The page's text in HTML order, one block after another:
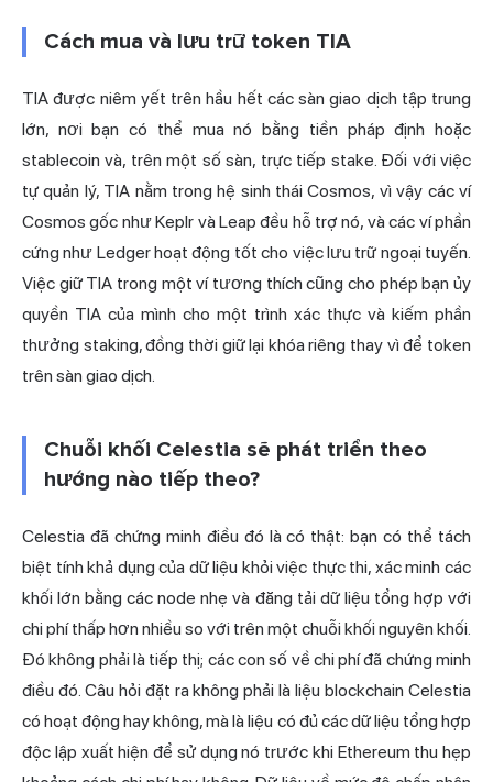
Cách mua và lưu trữ token TIA
TIA được niêm yết trên hầu hết các sàn giao dịch tập trung
lớn, nơi bạn có thể mua nó bằng tiền pháp định hoặc
stablecoin và, trên một số sàn, trực tiếp stake. Đối với việc
tự quản lý, TIA nằm trong hệ sinh thái Cosmos, vì vậy các ví
Cosmos gốc như Keplr và Leap đều hỗ trợ nó, và các ví phần
cứng như Ledger hoạt động tốt cho việc lưu trữ ngoại tuyến.
Việc giữ TIA trong một ví tương thích cũng cho phép bạn ủy
quyền TIA của mình cho một trình xác thực và kiếm phần
thưởng staking, đồng thời giữ lại khóa riêng thay vì để token
trên sàn giao dịch.
Chuỗi khối Celestia sẽ phát triển theo
hướng nào tiếp theo?
Celestia đã chứng minh điều đó là có thật: bạn có thể tách
biệt tính khả dụng của dữ liệu khỏi việc thực thi, xác minh các
khối lớn bằng các node nhẹ và đăng tải dữ liệu tổng hợp với
chi phí thấp hơn nhiều so với trên một chuỗi khối nguyên khối.
Đó không phải là tiếp thị; các con số về chi phí đã chứng minh
điều đó. Câu hỏi đặt ra không phải là liệu blockchain Celestia
có hoạt động hay không, mà là liệu có đủ các dữ liệu tổng hợp
độc lập xuất hiện để sử dụng nó trước khi Ethereum thu hẹp